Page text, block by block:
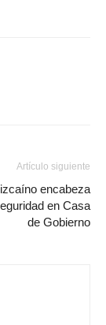
Artículo siguiente
encabeza
en Casa
de Gobierno